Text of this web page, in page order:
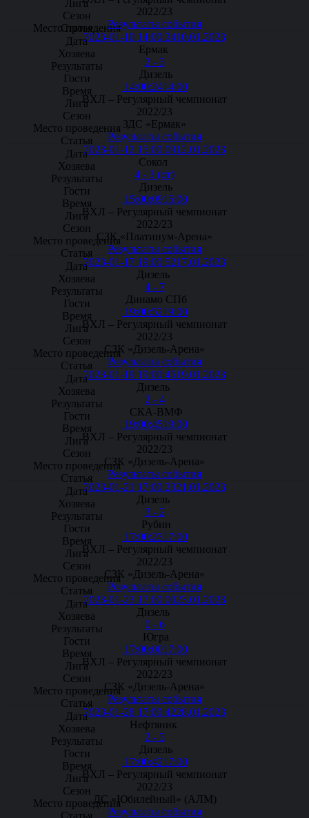
2022/23
Результаты события
2023-01-10 14:00:2410.01.2023
Ермак
2 - 3
Дизель
14:00:2414:00
ВХЛ – Регулярный чемпионат
2022/23
ЗДС «Ермак»
Результаты события
2023-01-12 15:00:0912.01.2023
Сокол
4 - 3 (от)
Дизель
15:00:0915:00
ВХЛ – Регулярный чемпионат
2022/23
СЗК «Платинум-Арена»
Результаты события
2023-01-17 19:00:5217.01.2023
Дизель
4 - 7
Динамо СПб
19:00:5219:00
ВХЛ – Регулярный чемпионат
2022/23
СЗК «Дизель-Арена»
Результаты события
2023-01-19 19:00:4519.01.2023
Дизель
2 - 4
СКА-ВМФ
19:00:4519:00
ВХЛ – Регулярный чемпионат
2022/23
СЗК «Дизель-Арена»
Результаты события
2023-01-21 17:00:2321.01.2023
Дизель
3 - 2
Рубин
17:00:2317:00
ВХЛ – Регулярный чемпионат
2022/23
СЗК «Дизель-Арена»
Результаты события
2023-01-23 17:00:0023.01.2023
Дизель
0 - 6
Югра
17:00:0017:00
ВХЛ – Регулярный чемпионат
2022/23
СЗК «Дизель-Арена»
Результаты события
2023-01-28 17:00:4228.01.2023
Нефтяник
2 - 3
Дизель
17:00:4217:00
ВХЛ – Регулярный чемпионат
2022/23
ДС «Юбилейный» (АЛМ)
Результаты события